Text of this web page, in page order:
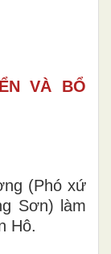
VÀ BỔ
(Phó xứ
Sơn) làm
Hô.